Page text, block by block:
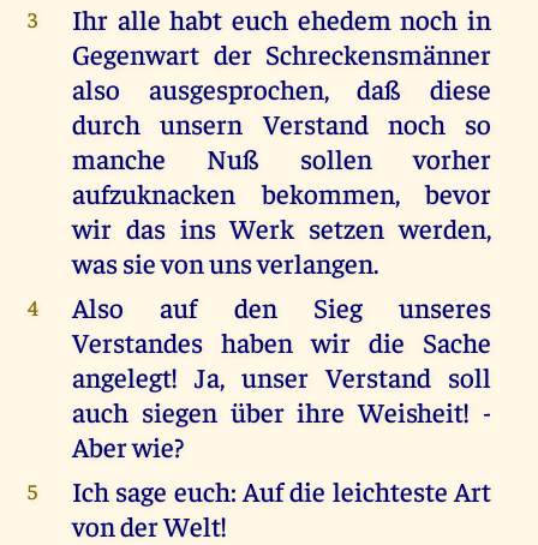
3
Ihr alle habt euch ehedem noch in
Gegenwart der Schreckensmänner
also ausgesprochen, daß diese
durch unsern Verstand noch so
manche Nuß sollen vorher
aufzuknacken bekommen, bevor
wir das ins Werk setzen werden,
was sie von uns verlangen.
4
Also auf den Sieg unseres
Verstandes haben wir die Sache
angelegt! Ja, unser Verstand soll
auch siegen über ihre Weisheit! -
Aber wie?
5
Ich sage euch: Auf die leichteste Art
von der Welt!